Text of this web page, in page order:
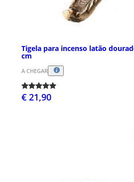
Tigela para incenso latão
cm
A CHEGAR
€ 21,90